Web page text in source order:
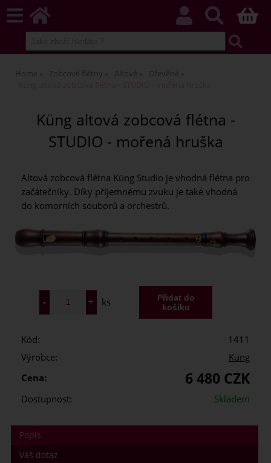
Home Zobcové flétny Altové
Dřevěné
Küng altová zobcová flétna -
STUDIO - mořená hruška
Altová zobcová flétna Küng Studio je vhodná flétna pro
začátečníky. Díky příjemnému zvuku je také vhodná
do komorních souborů a orchestrů.
ks
Kód:
1411
Výrobce:
Küng
Cena:
6 480 CZK
Dostupnost: Skladem
Popis
Váš dotaz